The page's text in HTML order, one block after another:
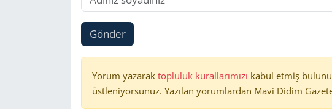
Gönder
Yorum yazarak topluluk kurallarımızı kabul etmiş
üstleniyorsunuz. Yazılan yorumlardan Mavi Didim